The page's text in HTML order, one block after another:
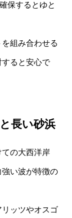
保するとゆと
組み合わせる
ると安心で
長い砂浜
の大西洋岸
い波が特徴の
ッツやオスゴ